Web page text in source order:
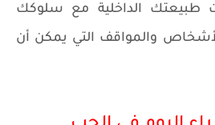
طبيعتك الداخلية مع سلوكك
والمواقف التي يمكن أن